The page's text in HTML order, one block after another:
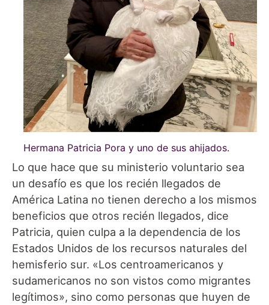
Hermana Patricia Pora y uno de sus ahijados.
Lo que hace que su ministerio voluntario sea
un desafío es que los recién llegados de
América Latina no tienen derecho a los mismos
beneficios que otros recién llegados, dice
Patricia, quien culpa a la dependencia de los
Estados Unidos de los recursos naturales del
hemisferio sur. «Los centroamericanos y
sudamericanos no son vistos como migrantes
legítimos», sino como personas que huyen de